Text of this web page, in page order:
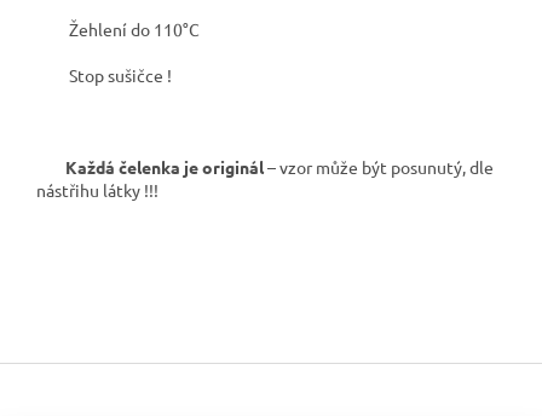
Žehlení do 110°C
Stop sušičce !
Každá čelenka je originál– vzor může být posunutý, dle
nástřihu látky !!!
Z